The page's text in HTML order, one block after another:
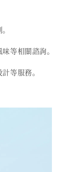
等相關諮詢。
等服務。